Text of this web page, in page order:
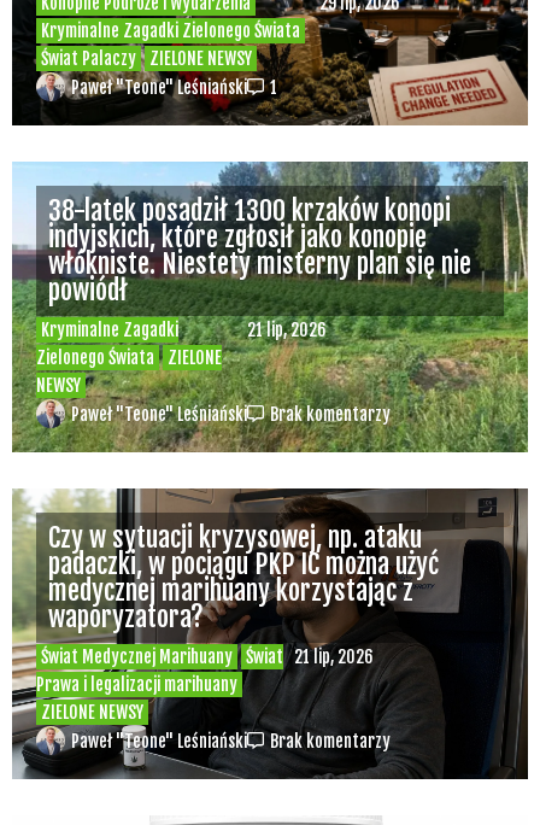
Kryminalne Zagadki Zielonego Świata
Świat Palaczy
ZIELONE NEWSY
Paweł "Teone" Leśniański 1
Kryminalne Zagadki
Zielonego Świata
ZIELONE
NEWSY
21 lip, 2026
38-latek posadził 1300 krzaków konopi
indyjskich, które zgłosił jako konopie
włókniste. Niestety misterny plan się nie
powiódł
Paweł "Teone" Leśniański Brak komentarzy
Świat Medycznej Marihuany
Świat
Prawa i legalizacji marihuany
ZIELONE NEWSY
21 lip, 2026
Czy w sytuacji kryzysowej, np. ataku
padaczki, w pociągu PKP IC można użyć
medycznej marihuany korzystając z
waporyzatora?
Paweł "Teone" Leśniański Brak komentarzy